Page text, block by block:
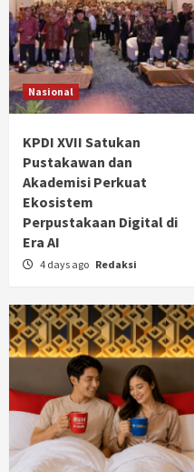
Nasional
KPDI XVII Satukan
Pustakawan dan
Akademisi Perkuat
Ekosistem
Perpustakaan Digital di
Era AI
4 days ago Redaksi